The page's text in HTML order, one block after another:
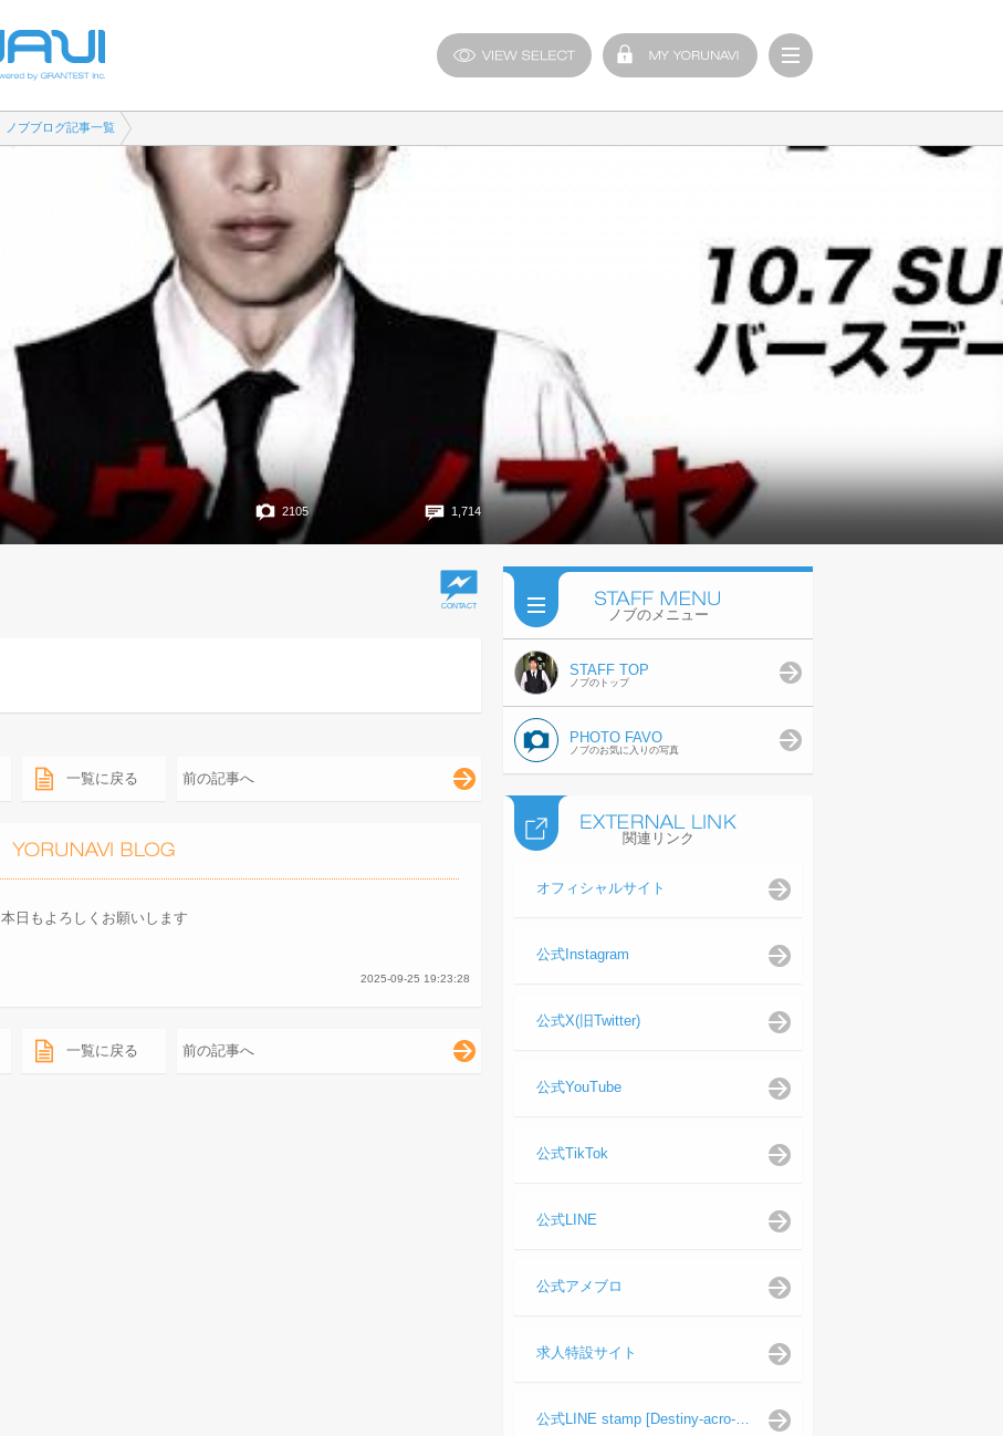
ノブブログ記事一覧
2105 1,714
一覧に戻る 前の記事へ
本日もよろしくお願いします
2025-09-25 19:23:28
一覧に戻る 前の記事へ
ノブのメニュー
STAFF TOP
ノブのトップ
PHOTO FAVO
ノブのお気に入りの写真
関連リンク
オフィシャルサイト
公式Instagram
公式X(旧Twitter)
公式YouTube
公式TikTok
公式LINE
公式アメブロ
求人特設サイト
公式LINE stamp [Destiny-acro-如月龍代表]